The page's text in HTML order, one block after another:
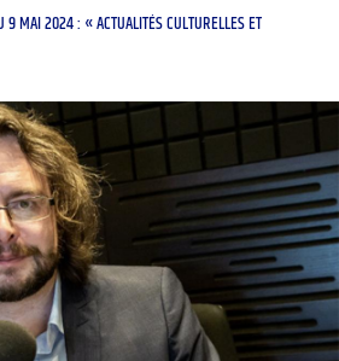
9 MAI 2024 : « ACTUALITÉS CULTURELLES ET